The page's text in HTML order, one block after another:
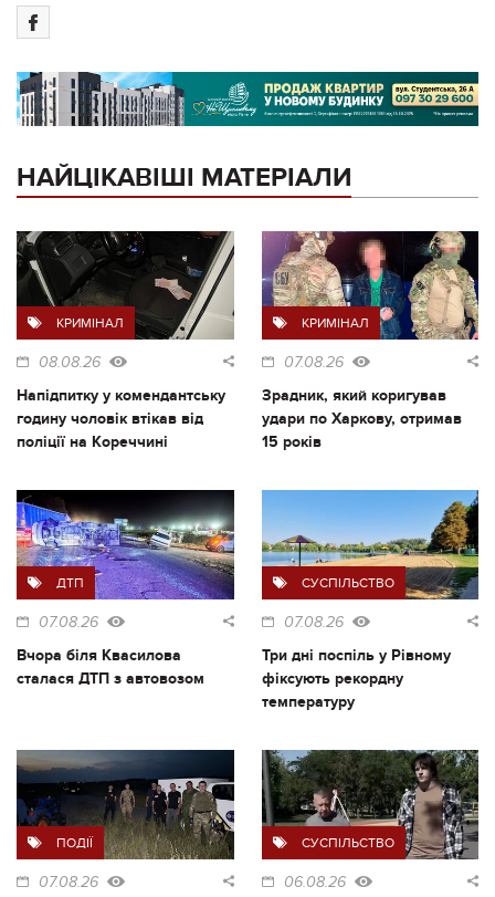
НАЙЦІКАВІШІ МАТЕРІАЛИ
КРИМІНАЛ
08.08.26
Напідпитку у комендантську
годину чоловік втікав від
поліції на Кореччині
КРИМІНАЛ
07.08.26
Зрадник, який коригував
удари по Харкову, отримав
15 років
ДТП
07.08.26
Вчора біля Квасилова
сталася ДТП з автовозом
СУСПІЛЬСТВО
07.08.26
Три дні поспіль у Рівному
фіксують рекордну
температуру
ПОДІЇ
07.08.26
СУСПІЛЬСТВО
06.08.26